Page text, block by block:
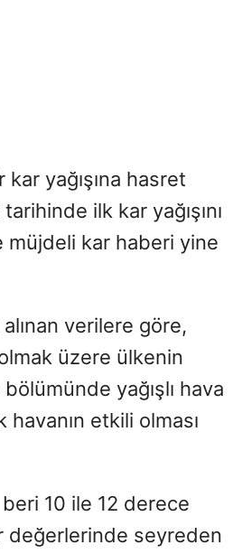
yağışına hasret
ilk kar yağışını
müjdeli kar haberi yine
verilere göre,
üzere ülkenin
bölümünde yağışlı hava
etkili olması
10 ile 12 derece
değerlerinde seyreden